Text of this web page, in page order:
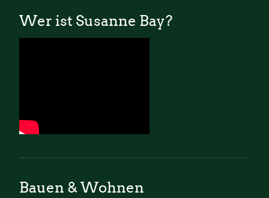
Wer ist Susanne Bay?
Bauen & Wohnen